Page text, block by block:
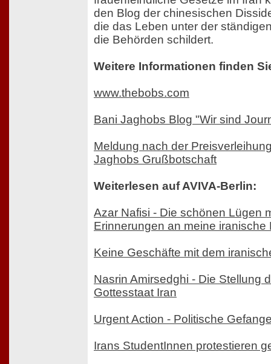
den Blog der chinesischen
die das Leben unter der
die Behörden schildert.
Weitere Informationen finden
www.thebobs.com
Bani Jaghobs Blog "Wir sind
Meldung nach der
Jaghobs Grußbotschaft
Weiterlesen auf AVIVA-Berlin:
Azar Nafisi - Die schönen Lügen
Erinnerungen an meine iranische
Keine Geschäfte mit dem
Nasrin Amirsedghi - Die Stellung
Gottesstaat Iran
Urgent Action - Politische
Irans StudentInnen protestieren